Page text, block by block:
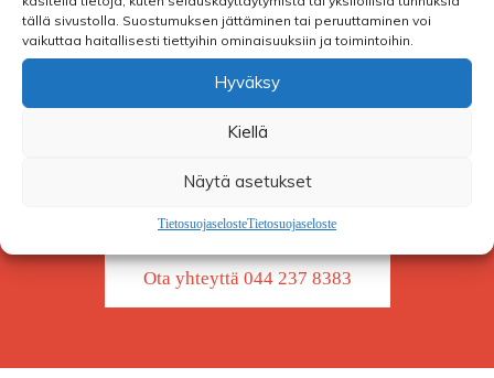
tällä sivustolla. Suostumuksen jättäminen tai peruuttaminen voi
vaikuttaa haitallisesti tiettyihin ominaisuuksiin ja toimintoihin.
Hyväksy
Kiellä
Näytä asetukset
TietosuojaselosteTietosuojaseloste
Suomen Siivousauditointi Oy
Ota yhteyttä 044 237 8383